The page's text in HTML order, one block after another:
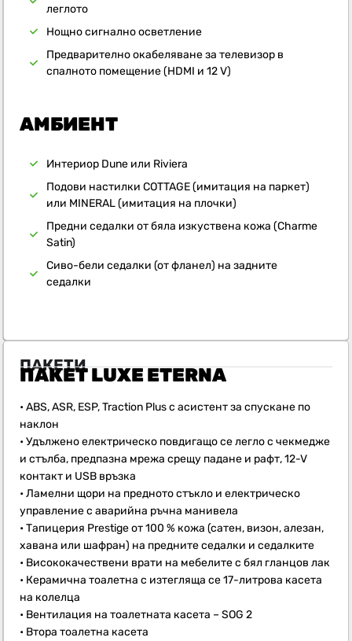
леглото
Нощно сигнално осветление
Предварително окабеляване за телевизор в
спалното помещение (HDMI и 12 V)
АМБИЕНТ
Интериор Dune или Riviera
Подови настилки COTTAGE (имитация на паркет)
или MINERAL (имитация на плочки)
Предни седалки от бяла изкуствена кожа (Charme
Satin)
Сиво-бели седалки (от фланел) на задните
седалки
ПАКЕТИ
ПАКЕТ LUXE ETERNA
• ABS, ASR, ESP, Traction Plus с асистент за спускане по
наклон
• Удължено електрическо повдигащо се легло с чекмедже
и стълба, предпазна мрежа срещу падане и рафт, 12-V
контакт и USB връзка
• Ламелни щори на предното стъкло и електрическо
управление с аварийна ръчна манивела
• Тапицерия Prestige от 100 % кожа (сатен, визон, алезан,
хавана или шафран) на предните седалки и седалките
• Висококачествени врати на мебелите с бял гланцов лак
• Керамична тоалетна с изтегляща се 17-литрова касета
на колелца
• Вентилация на тоалетната касета – SOG 2
• Втора тоалетна касета